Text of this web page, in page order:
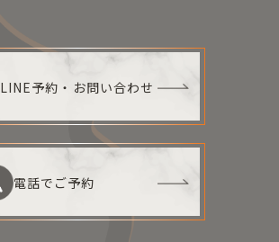
LINE予約・お問い合わせ
電話でご予約